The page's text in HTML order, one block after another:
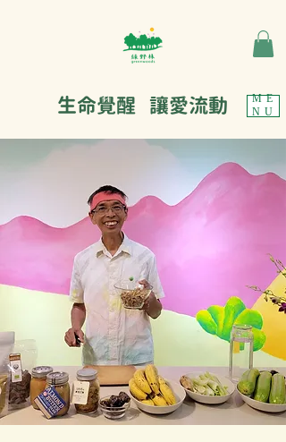
ME
NU
生命覺醒 讓愛流動